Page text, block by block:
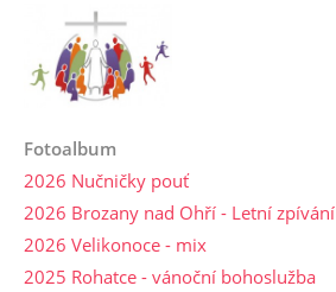
Fotoalbum
2026 Nučničky pouť
2026 Brozany nad Ohří - Letní zpívání
2026 Velikonoce - mix
2025 Rohatce - vánoční bohoslužba